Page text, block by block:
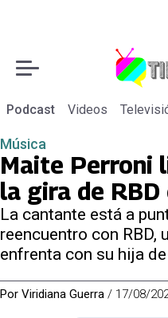
Podcast Videos
Música
Maite Perroni
la gira de
La cantante está a
reencuentro con RBD,
enfrenta con su hija
Por Viridiana Guerra / 17/08/